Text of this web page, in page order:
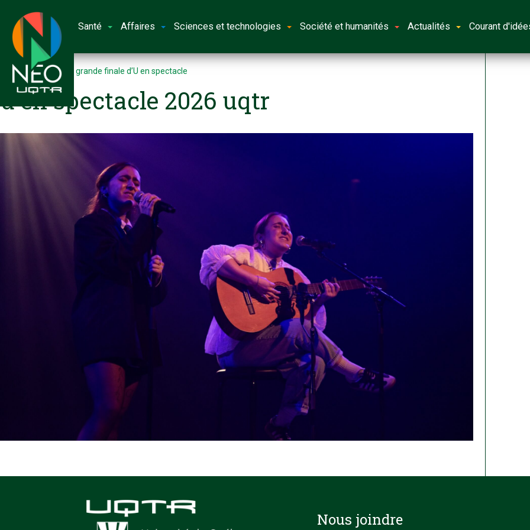
Santé Affaires Sciences et technologies Société et humanités Actualités Courant
Accueil Place à la grande finale d’U en spectacle
u en spectacle 2026 uqtr
Nous joindre